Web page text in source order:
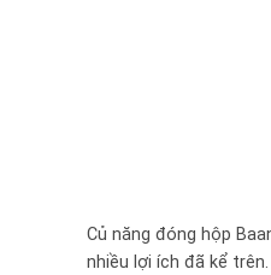
Củ năng đóng hộp
nhiều lợi ích đã kể trên.